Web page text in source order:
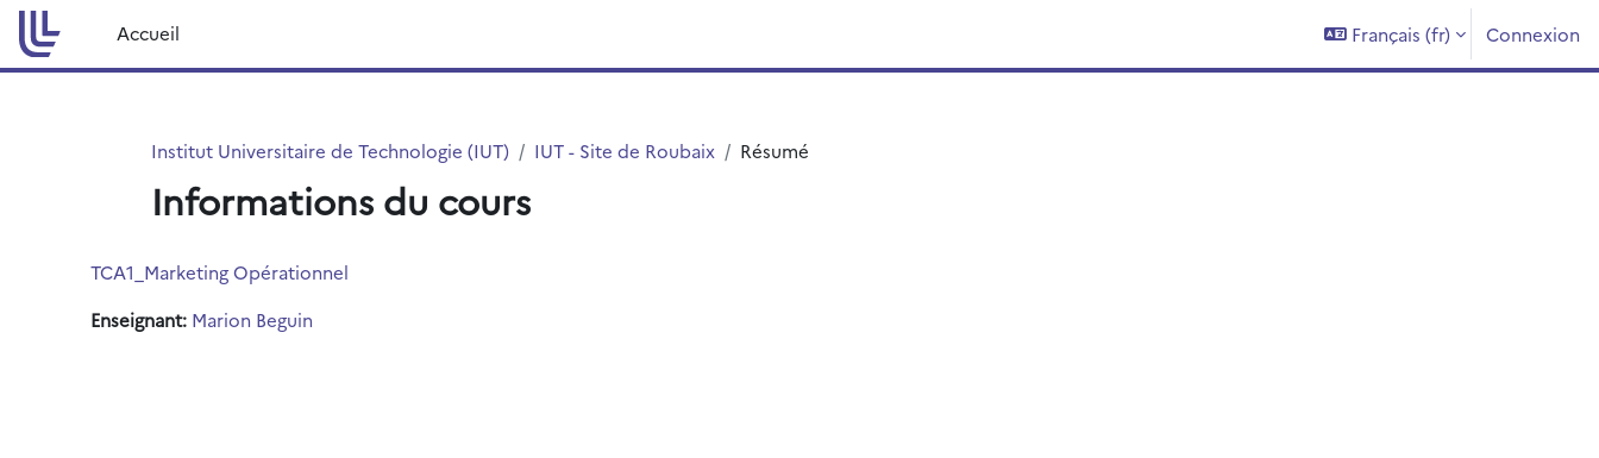
Passer au contenu principal
Accueil
Français ‎(fr)‎ Connexion
Institut Universitaire de Technologie (IUT) IUT - Site de Roubaix Résumé
Informations du cours
TCA1_Marketing Opérationnel
Enseignant: Marion Beguin